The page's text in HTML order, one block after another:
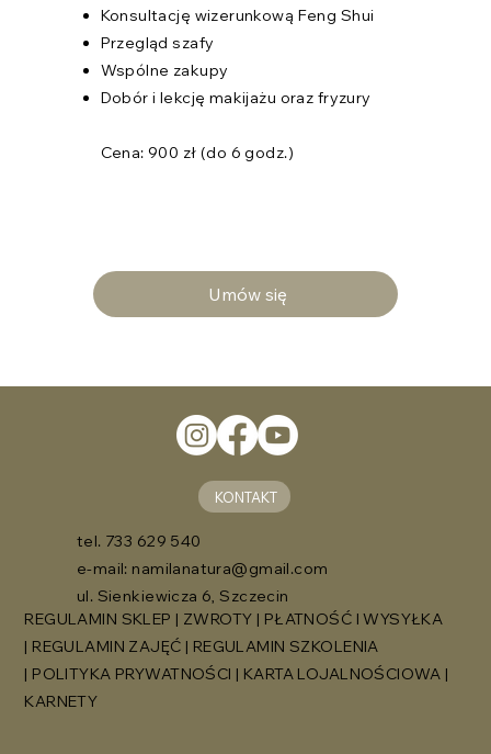
Konsultację wizerunkową Feng Shui
Przegląd szafy
Wspólne zakupy
Dobór i lekcję makijażu oraz fryzury
Cena: 900 zł (do 6 godz.)
Umów się
tel. 733 629 540
e-mail: namilanatura@gmail.com
ul. Sienkiewicza 6, Szczecin
KONTAKT
REGULAMIN SKLEP | ZWROTY | PŁATNOŚĆ I WYSYŁKA
| REGULAMIN ZAJĘĆ | REGULAMIN SZKOLENIA
| POLITYKA PRYWATNOŚCI | KARTA LOJALNOŚCIOWA |
KARNETY